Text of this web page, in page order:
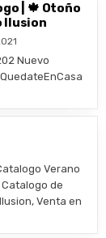
| 🍁 Otoño
Ilusion
Nuevo
Verano
de
Venta en